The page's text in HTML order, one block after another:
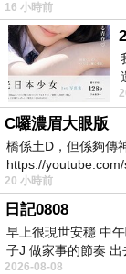
16 小時前
C囉濃眉大眼版
橋係土D，但係夠傳
https://
20 小時前
日記0808
早上很現世安穩 中
子J 做家事的節奏
2026-08-08